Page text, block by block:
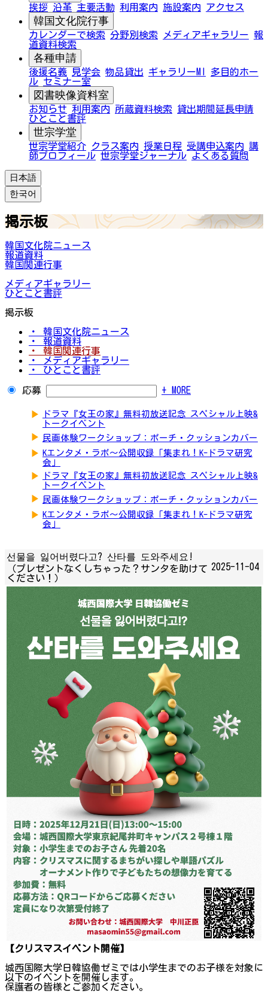
挨拶 沿革 主要活動 利用案内 施設案内 アクセス
韓国文化院行事
カレンダーで検索 分野別検索 メディアギャラリー 報
道資料検索
各種申請
後援名義 見学会 物品貸出 ギャラリーMI
多目的ホー
ル セミナー室
図書映像資料室
お知らせ 利用案内 所蔵資料検索
貸出期間延長申請
ひとこと書評
世宗学堂
世宗学堂紹介 クラス案内 授業日程 受講申込案内 講
師プロフィール 世宗学堂ジャーナル よくある質問
日本語
한국어
掲示板
韓国文化院ニュース
報道資料
韓国関連行事
メディアギャラリー
ひとこと書評
掲示板
・ 韓国文化院ニュース
・ 報道資料
・ 韓国関連行事
・ メディアギャラリー
・ ひとこと書評
応募 + MORE
▶
ドラマ『女王の家』無料初放送記念 スペシャル上映&
トークイベント
▶ 民画体験ワークショップ：ポーチ・クッションカバー
▶ Kエンタメ・ラボ～公開収録「集まれ！K-ドラマ研究
会」
▶
ドラマ『女王の家』無料初放送記念 スペシャル上映&
トークイベント
▶ 民画体験ワークショップ：ポーチ・クッションカバー
▶ Kエンタメ・ラボ～公開収録「集まれ！K-ドラマ研究
会」
선물을 잃어버렸다고? 산타를 도와주세요!
（プレゼントなくしちゃった？サンタを助けて
ください！）
2025-11-04
【クリスマスイベント開催】
城西国際大学日韓協働ゼミでは小学生までのお子様を対象に
以下のイベントを開催します。
保護者の皆様とご参加ください。